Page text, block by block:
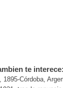
te
1895-Córdoba,